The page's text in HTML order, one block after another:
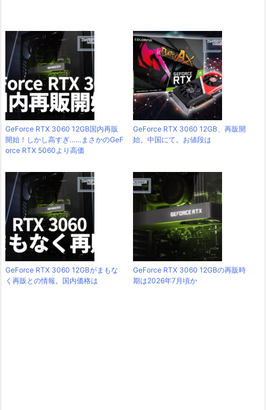
GeForce RTX 3060 12GB国内再販
開始！しかし高すぎ……まさかのGeF
orce RTX 5060より高価
GeForce RTX 3060 12GB、再販開
始。中国にて。お値段は
GeForce RTX 3060 12GBがまもな
く再販との情報。国内価格は
GeForce RTX 3060 12GBの再販時
期は2026年7月頃か